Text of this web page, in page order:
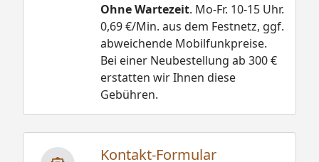
Ohne Wartezeit. Mo-Fr. 10-15 Uhr.
0,69 €/Min. aus dem Festnetz, ggf.
abweichende Mobilfunkpreise.
Bei einer Neubestellung ab 300 €
erstatten wir Ihnen diese
Gebühren.
Kontakt-Formular